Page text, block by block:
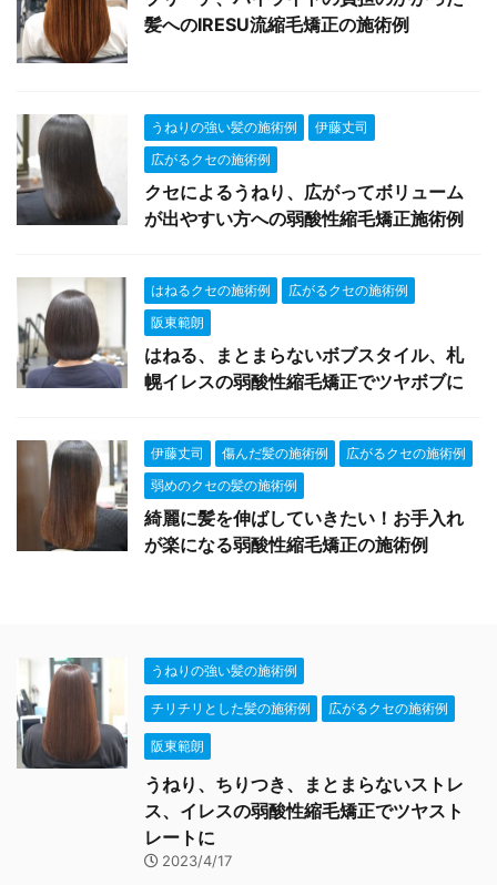
髪へのIRESU流縮毛矯正の施術例
うねりの強い髪の施術例
伊藤丈司
広がるクセの施術例
クセによるうねり、広がってボリューム
が出やすい方への弱酸性縮毛矯正施術例
はねるクセの施術例
広がるクセの施術例
阪東範朗
はねる、まとまらないボブスタイル、札
幌イレスの弱酸性縮毛矯正でツヤボブに
伊藤丈司 傷んだ髪の施術例
広がるクセの施術例
弱めのクセの髪の施術例
綺麗に髪を伸ばしていきたい！お手入れ
が楽になる弱酸性縮毛矯正の施術例
うねりの強い髪の施術例
チリチリとした髪の施術例 広がるクセの施術例
阪東範朗
うねり、ちりつき、まとまらないストレ
ス、イレスの弱酸性縮毛矯正でツヤスト
レートに
2023/4/17